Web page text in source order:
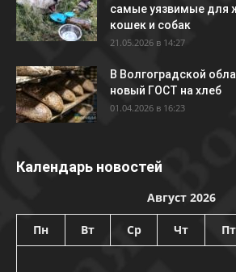
самые уязвимые для
кошек и собак
21.05.2026 в 14:27
В Волгоградской
новый ГОСТ на хлеб
01.04.2026 в 16:23
Календарь новостей
Август 2026
Пн Вт Ср Чт Пт